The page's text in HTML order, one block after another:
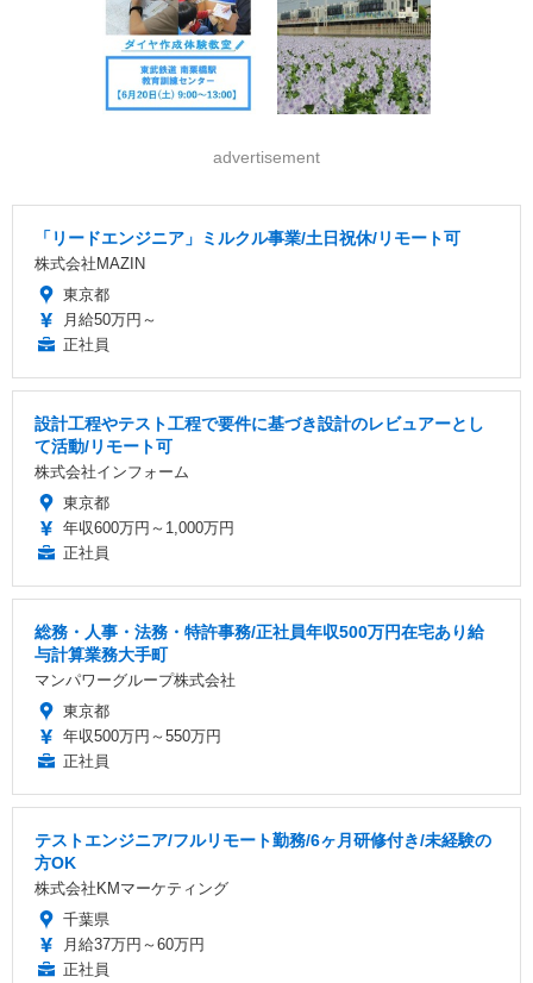
advertisement
「リードエンジニア」ミルクル事業/土日祝休/リモート可
株式会社MAZIN
東京都
月給50万円～
正社員
設計工程やテスト工程で要件に基づき設計のレビュアーとし
て活動/リモート可
株式会社インフォーム
東京都
年収600万円～1,000万円
正社員
総務・人事・法務・特許事務/正社員年収500万円在宅あり給
与計算業務大手町
マンパワーグループ株式会社
東京都
年収500万円～550万円
正社員
テストエンジニア/フルリモート勤務/6ヶ月研修付き/未経験の
方OK
株式会社KMマーケティング
千葉県
月給37万円～60万円
正社員